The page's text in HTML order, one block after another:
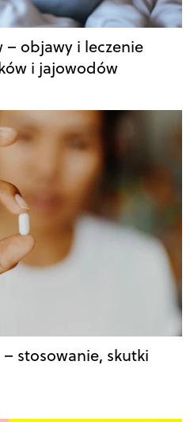
objawy i leczenie
i jajowodów
stosowanie, skutki